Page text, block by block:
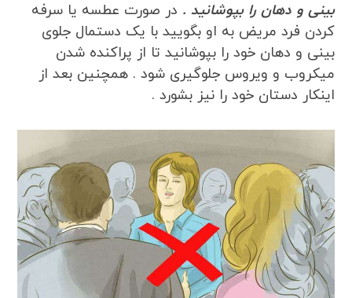
بینی و دهان را بپوشانید . در صورت عطسه یا سرفه
کردن فرد مریض به او بگویید با یک دستمال جلوی
بینی و دهان خود را بپوشانید تا از پراکنده شدن
میکروب و ویروس جلوگیری شود . همچنین بعد از
اینکار دستان خود را نیز بشورد .